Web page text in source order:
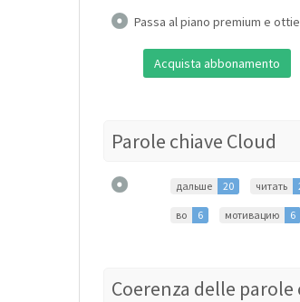
Passa al piano premium e
Acquista abbonamento
Parole chiave Cloud
дальше 20 читать
во 6 мотивацию 6
Coerenza delle parole